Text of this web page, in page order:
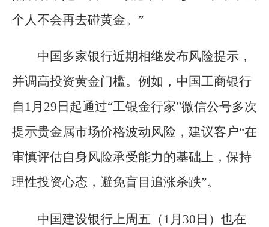
个人不会再去碰黄金。”
中国多家银行近期相继发布风险提示，
并调高投资黄金门槛。例如，中国工商银行
自1月29日起通过“工银金行家”微信公号多次
提示贵金属市场价格波动风险，建议客户“在
审慎评估自身风险承受能力的基础上，保持
理性投资心态，避免盲目追涨杀跌”。
中国建设银行上周五（1月30日）也在